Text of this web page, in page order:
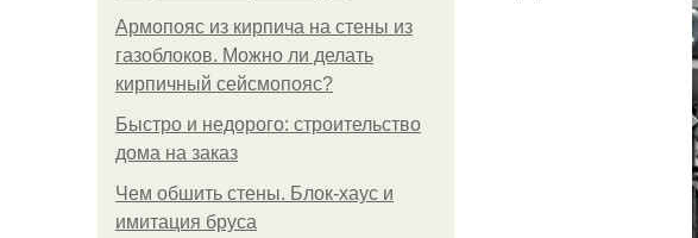
Армопояс из кирпича на стены из
газоблоков. Можно ли делать
кирпичный сейсмопояс?
Быстро и недорого: строительство
дома на заказ
Чем обшить стены. Блок-хаус и
имитация бруса